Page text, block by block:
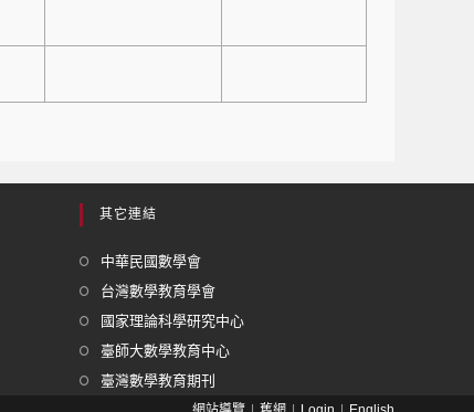
其它連結
中華民國數學會
台灣數學教育學會
國家理論科學研究中心
臺師大數學教育中心
臺灣數學教育期刊